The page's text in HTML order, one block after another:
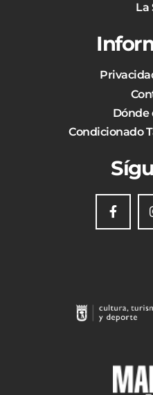
La
Dónde
Condicionado